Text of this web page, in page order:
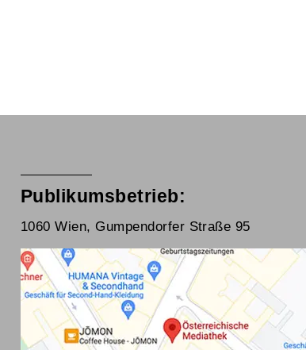
Publikumsbetrieb:
1060 Wien, Gumpendorfer Straße 95